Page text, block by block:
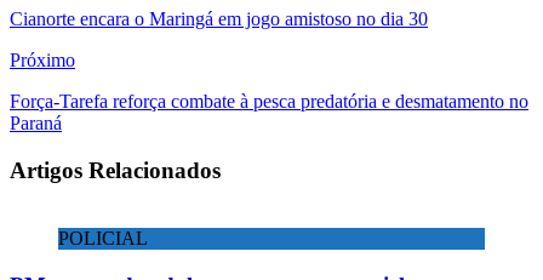
Cianorte encara o Maringá em jogo amistoso no dia 30
Próximo
Força-Tarefa reforça combate à pesca predatória e desmatamento no
Paraná
Artigos Relacionados
POLICIAL